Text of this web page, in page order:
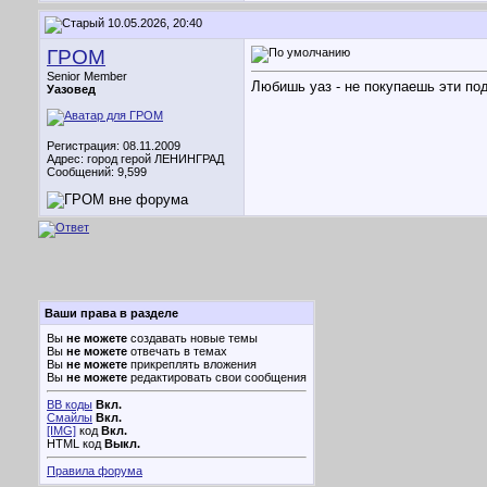
10.05.2026, 20:40
ГРОМ
Senior Member
Уазовед
Регистрация: 08.11.2009
Адрес: город герой ЛЕНИНГРАД
Сообщений: 9,599
Любишь уаз - не покупаешь эти
Ваши права в разделе
Вы не можете создавать новые темы
Вы не можете отвечать в темах
Вы не можете прикреплять вложения
Вы не можете редактировать свои сообщения
BB коды Вкл.
Смайлы Вкл.
[IMG] код Вкл.
HTML код Выкл.
Правила форума